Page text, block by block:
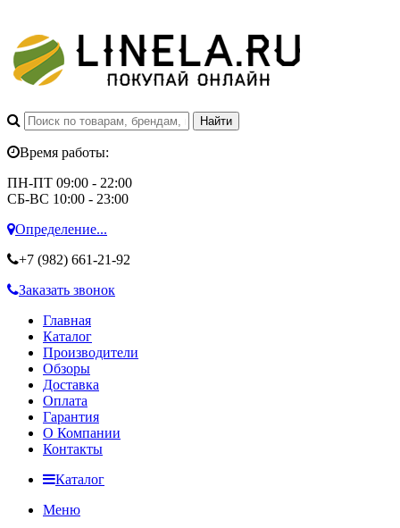
Время работы:
ПН-ПТ 09:00 - 22:00
СБ-ВС 10:00 - 23:00
Определение...
+7 (982) 661-21-92
Заказать звонок
Главная
Каталог
Производители
Обзоры
Доставка
Оплата
Гарантия
О Компании
Контакты
Каталог
Меню